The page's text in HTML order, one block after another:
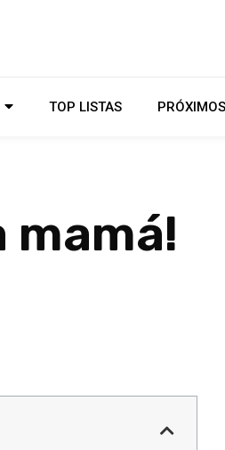
TOP LISTAS
mamá!